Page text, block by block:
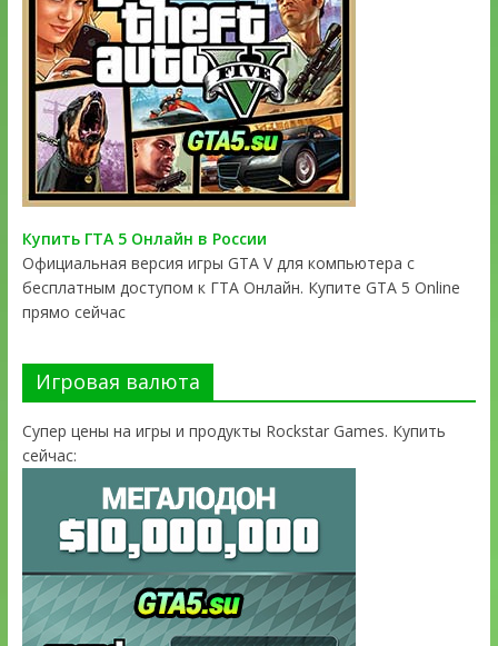
Купить ГТА 5 Онлайн в России
Официальная версия игры GTA V для компьютера с
бесплатным доступом к ГТА Онлайн. Купите GTA 5 Online
прямо сейчас
Игровая валюта
Супер цены на игры и продукты Rockstar Games. Купить
сейчас: